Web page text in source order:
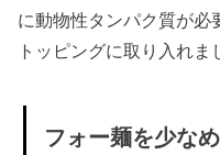
に動物性タンパク質が必
トッピングに取り入れま
フォー麺を少な